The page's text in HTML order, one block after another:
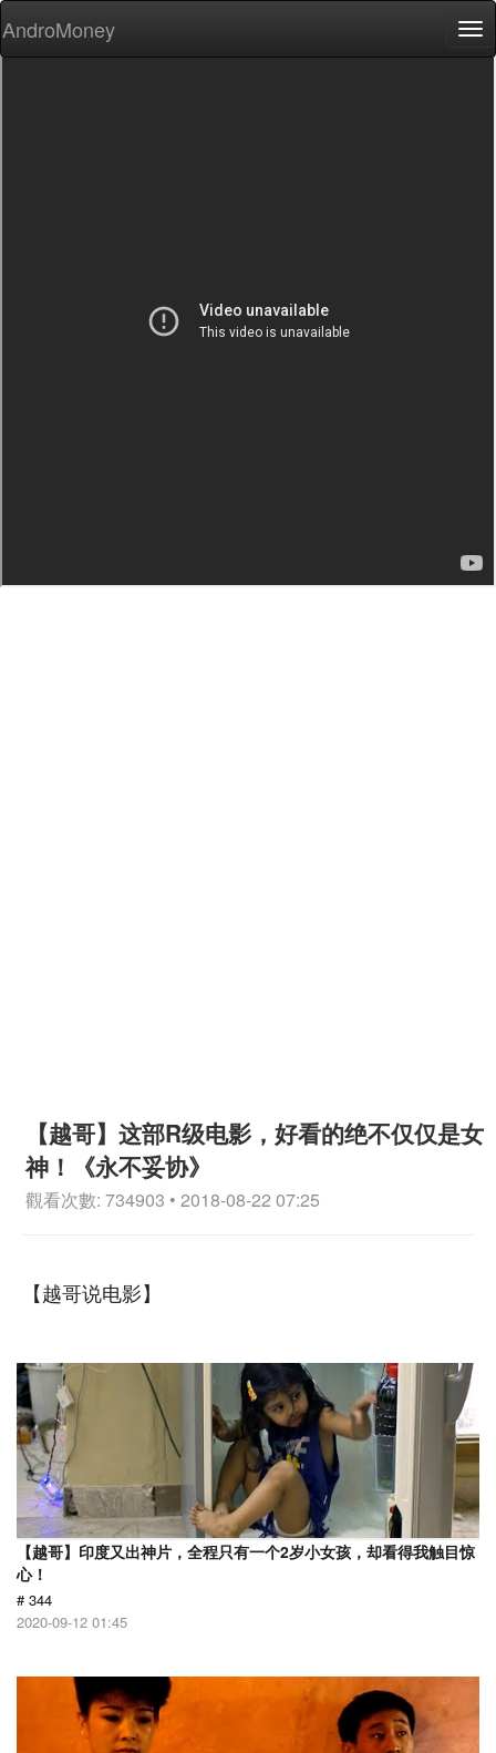
AndroMoney
【越哥】这部R级电影，好看的绝不仅仅是女
神！《永不妥协》
觀看次數: 734903 • 2018-08-22 07:25
【越哥说电影】
【越哥】印度又出神片，全程只有一个2岁小女孩，却看得我触目惊
心！
# 344
2020-09-12 01:45